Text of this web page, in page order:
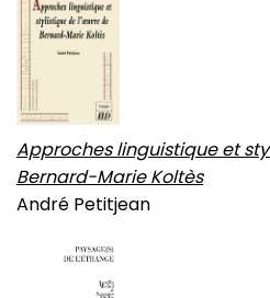
Approches linguistique et
Bernard-Marie Koltès
André Petitjean